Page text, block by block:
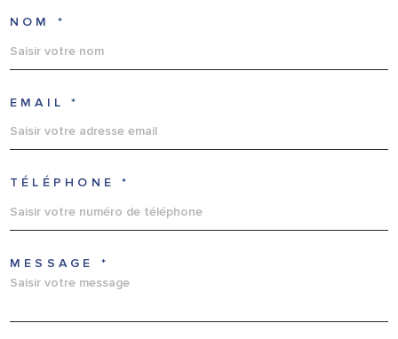
NOM *
EMAIL *
TÉLÉPHONE *
MESSAGE *